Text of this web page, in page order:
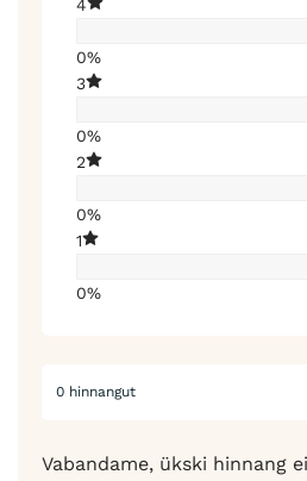
4
0%
3
0%
2
0%
1
0%
0 hinnangut
Vabandame, ükski hinnang